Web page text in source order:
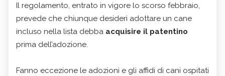
Il regolamento, entrato in vigore lo scorso febbraio,
prevede che chiunque desideri adottare un cane
incluso nella lista debba acquisire il patentino
prima dell’adozione.
Fanno eccezione le adozioni e gli affidi di cani ospitati